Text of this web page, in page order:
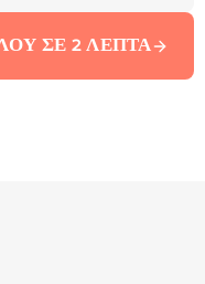
ΣΕ 2 ΛΕΠΤΆ